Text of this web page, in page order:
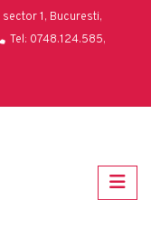
sector 1, Bucuresti,
Tel: 0748.124.585,